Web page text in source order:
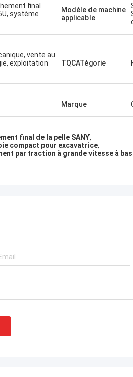
rapide. Très bon prix. Je veux
à nouveau quand j'en aurai
final
système
Modèle de machine
applicable
vente au
exploitation
TQCATégorie
Marque
final de la pelle SANY,
compact pour excavatrice,
par traction à grande vitesse à